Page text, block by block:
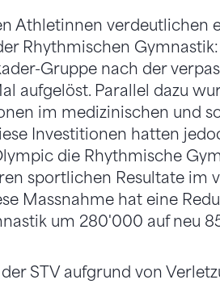
Athletinnen verdeutlichen
Rhythmischen
Gruppe nach der
aufgelöst. Parallel dazu
im medizinischen und
Investitionen hatten
die Rhythmische
sportlichen Resultate im
Massnahme hat eine
um 280'000 auf neu
STV aufgrund von